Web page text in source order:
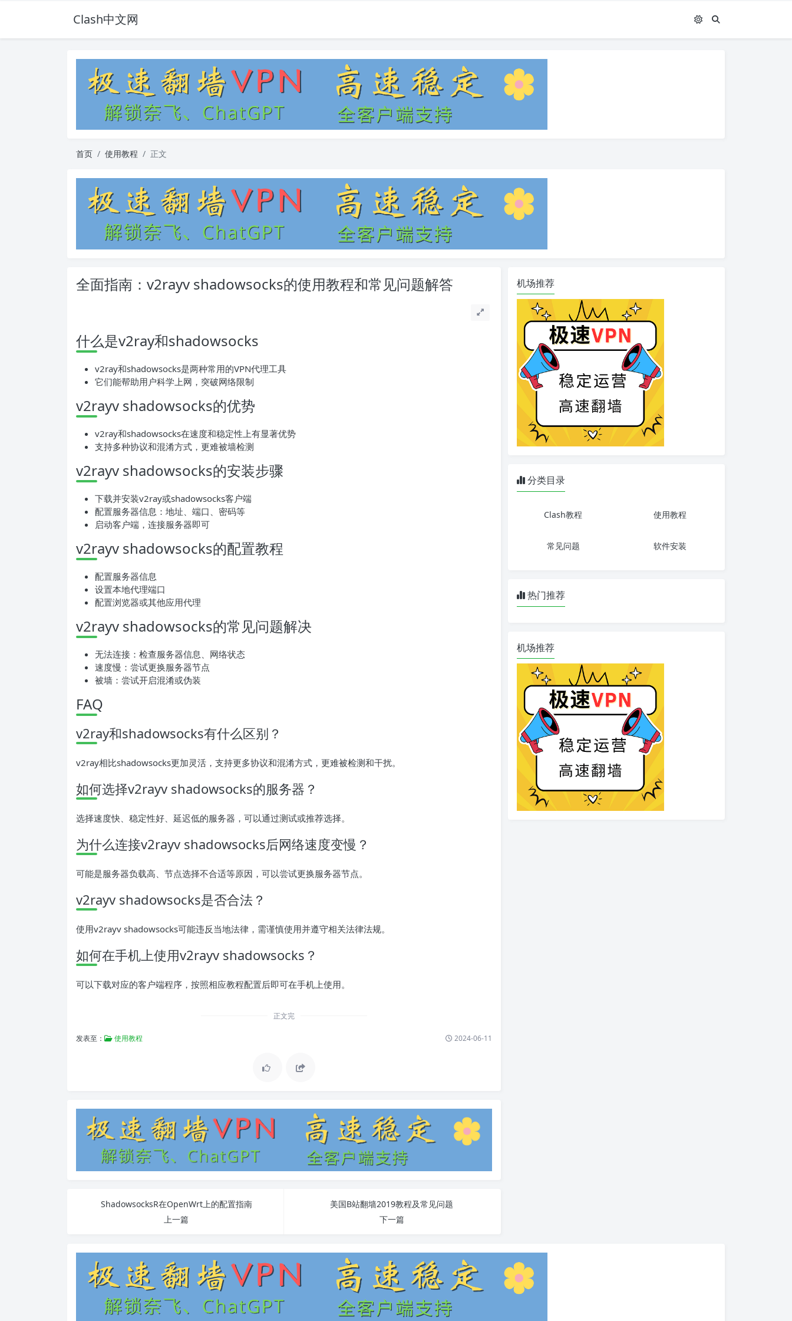
Clash中文网
首页 使用教程 正文
全面指南：v2rayv shadowsocks的使用教程和常见问题解答
什么是v2ray和shadowsocks
v2ray和shadowsocks是两种常用的VPN代理工具
它们能帮助用户科学上网，突破网络限制
v2rayv shadowsocks的优势
v2ray和shadowsocks在速度和稳定性上有显著优势
支持多种协议和混淆方式，更难被墙检测
v2rayv shadowsocks的安装步骤
下载并安装v2ray或shadowsocks客户端
配置服务器信息：地址、端口、密码等
启动客户端，连接服务器即可
v2rayv shadowsocks的配置教程
配置服务器信息
设置本地代理端口
配置浏览器或其他应用代理
v2rayv shadowsocks的常见问题解决
无法连接：检查服务器信息、网络状态
速度慢：尝试更换服务器节点
被墙：尝试开启混淆或伪装
FAQ
v2ray和shadowsocks有什么区别？
v2ray相比shadowsocks更加灵活，支持更多协议和混淆方式，更难被检测和干扰。
如何选择v2rayv shadowsocks的服务器？
选择速度快、稳定性好、延迟低的服务器，可以通过测试或推荐选择。
为什么连接v2rayv shadowsocks后网络速度变慢？
可能是服务器负载高、节点选择不合适等原因，可以尝试更换服务器节点。
v2rayv shadowsocks是否合法？
使用v2rayv shadowsocks可能违反当地法律，需谨慎使用并遵守相关法律法规。
如何在手机上使用v2rayv shadowsocks？
可以下载对应的客户端程序，按照相应教程配置后即可在手机上使用。
正文完
发表至： 使用教程 2024-06-11
ShadowsocksR在OpenWrt上的配置指南
上一篇
美国B站翻墙2019教程及常见问题
下一篇
机场推荐
分类目录
Clash教程 使用教程
常见问题 软件安装
热门推荐
机场推荐